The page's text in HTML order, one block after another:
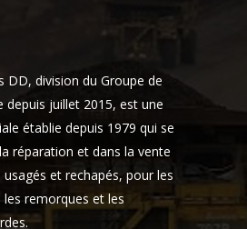
DD, division du Groupe de
depuis juillet 2015, est une
établie depuis 1979 qui se
réparation et dans la vente
et rechapés, pour les
remorques et les